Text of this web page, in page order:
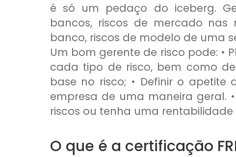
é só um pedaço do iceberg.
bancos, riscos de mercado nas
banco, riscos de modelo de uma
Um bom gerente de risco pode: •
cada tipo de risco, bem como
base no risco; • Definir o
empresa de uma maneira geral.
riscos ou tenha uma
O que é a certificação